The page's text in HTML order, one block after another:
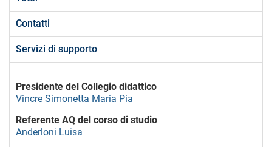
Contatti
Servizi di supporto
Presidente del Collegio didattico
Vincre Simonetta Maria Pia
Referente AQ del corso di studio
Anderloni Luisa